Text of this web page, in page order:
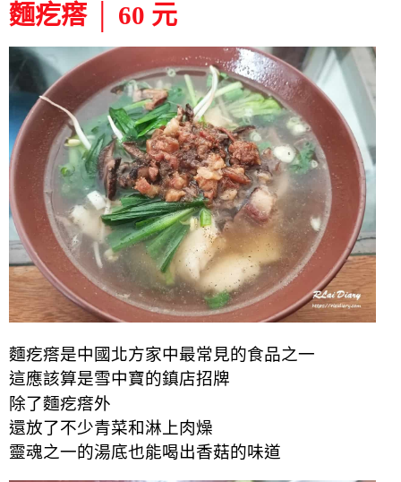
麵疙瘩 │ 60 元
麵疙瘩是中國北方家中最常見的食品之一
這應該算是雪中寶的鎮店招牌
除了麵疙瘩外
還放了不少青菜和淋上肉燥
靈魂之一的湯底也能喝出香菇的味道